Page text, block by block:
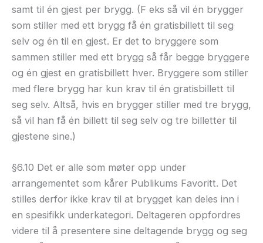
samt til én gjest per brygg. (F eks så vil én brygger
som stiller med ett brygg få én gratisbillett til seg
selv og én til en gjest. Er det to bryggere som
sammen stiller med ett brygg så får begge bryggere
og én gjest en gratisbillett hver. Bryggere som stiller
med flere brygg har kun krav til én gratisbillett til
seg selv. Altså, hvis en brygger stiller med tre brygg,
så vil han få én billett til seg selv og tre billetter til
gjestene sine.)
§6.10 Det er alle som møter opp under
arrangementet som kårer Publikums Favoritt. Det
stilles derfor ikke krav til at brygget kan deles inn i
en spesifikk underkategori. Deltageren oppfordres
videre til å presentere sine deltagende brygg og seg